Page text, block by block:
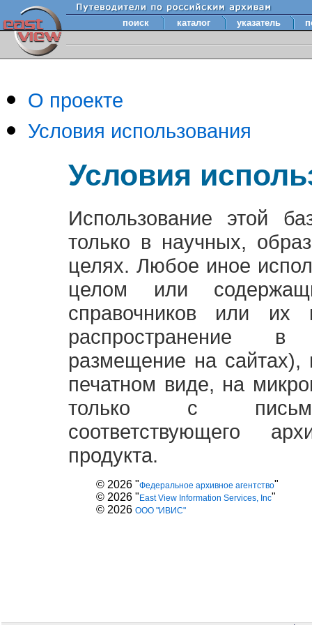
поиск каталог указатель
О проекте
Условия использования
Условия
Использование этой
только в научных,
целях. Любое иное
целом или
справочников или их
распространение
размещение на
печатном виде, на
только с
соответствующего
продукта.
© 2026 "Федеральное архивное агентство"
© 2026 " East View Information Services, Inc"
© 2026 ООО "ИВИС"